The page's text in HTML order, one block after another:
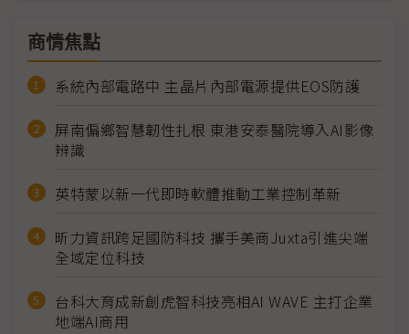
商情焦點
系統內部電路中 主晶片內部電源提供EOS防護
屏南偏鄉智慧韌性扎根 東港安泰醫院導入AI影像
辨識
英特蒙以新一代即時軟體推動工業控制革新
昕力資訊跨足國防科技 攜手美商Juxta引進尖端
全域定位科技
台科大育成新創虎智科技亮相AI WAVE 主打企業
地端AI商用